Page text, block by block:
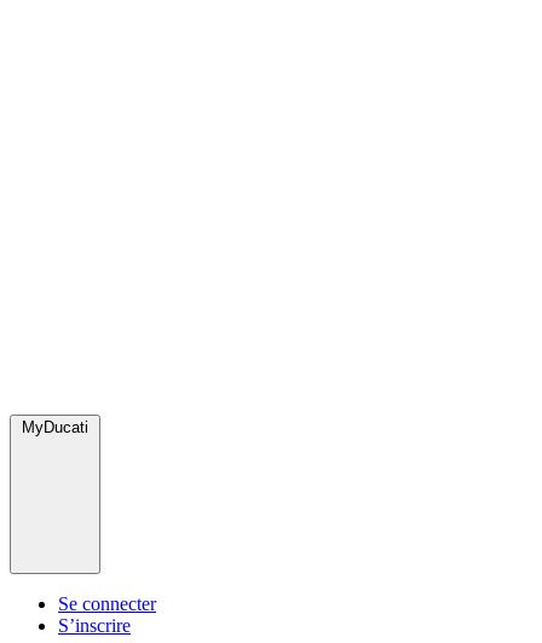
MyDucati
Se connecter
S’inscrire